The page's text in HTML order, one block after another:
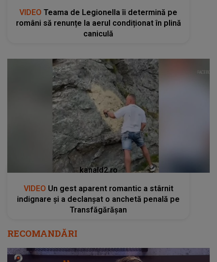
VIDEO Teama de Legionella îi determină pe
români să renunțe la aerul condiționat în plină
caniculă
kanald2.ro
VIDEO Un gest aparent romantic a stârnit
indignare și a declanșat o anchetă penală pe
Transfăgărășan
RECOMANDĂRI